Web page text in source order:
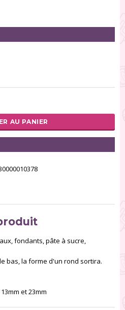
(86)
LA RECHERCHE
AU PANIER
fondants, pâte à sucre,
bas, la forme d'un rond sortira.
et 23mm